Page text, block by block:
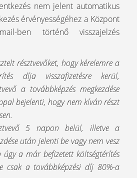
nem jelent automatikus
érvényességéhez a Központ
ben történő visszajelzés
résztvevőket, hogy kérelemre a
díja visszafizetésre kerül,
a továbbképzés megkezdése
bejelenti, hogy nem kíván részt
5 napon belül, illetve a
után jelenti be vagy nem vesz
a már befizetett költségtérítés
csak a továbbképzési díj 80%-a